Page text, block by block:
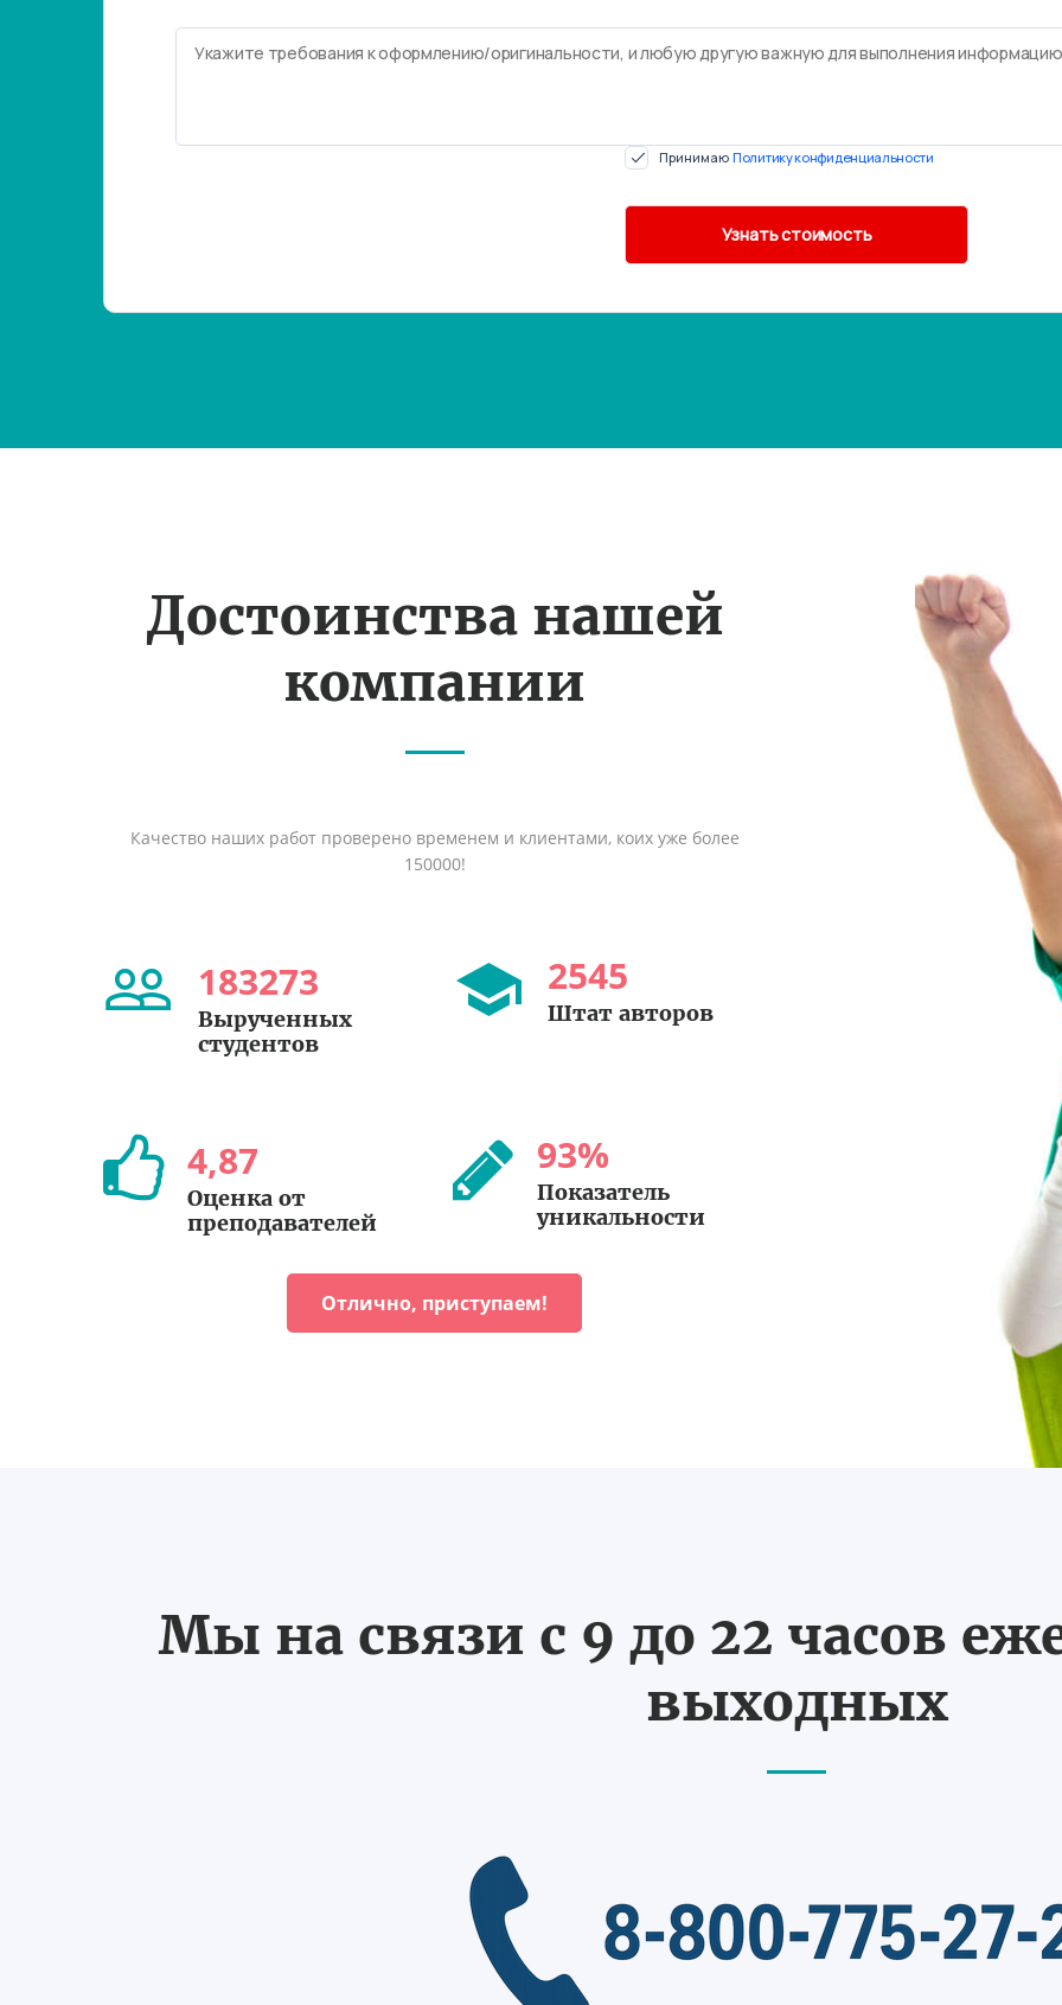
Принимаю Политику конфиденциальности
Достоинства нашей
компании
Качество наших работ проверено временем и клиентами, коих уже более
150000!
183273
Вырученных
студентов
2545
Штат авторов
4,87
Оценка от
преподавателей
93%
Показатель
уникальности
Отлично, приступаем!
Мы на связи с 9 до 22 часов
выходных